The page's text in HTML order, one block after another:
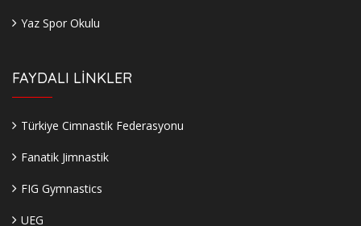
Yaz Spor Okulu
FAYDALI LİNKLER
Türkiye Cimnastik Federasyonu
Fanatik Jimnastik
FIG Gymnastics
UEG